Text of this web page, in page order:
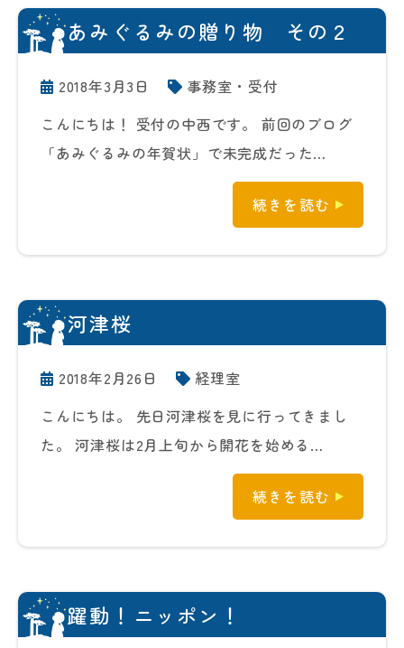
あみぐるみの贈り物 その２
2018年3月3日
事務室・受付
こんにちは！ 受付の中西です。 前回のブログ
「あみぐるみの年賀状」で未完成だった…
続きを読む
河津桜
2018年2月26日
経理室
こんにちは。 先日河津桜を見に行ってきまし
た。 河津桜は2月上旬から開花を始める…
続きを読む
躍動！ニッポン！